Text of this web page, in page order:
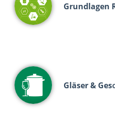
Grundlagen
Gläser &